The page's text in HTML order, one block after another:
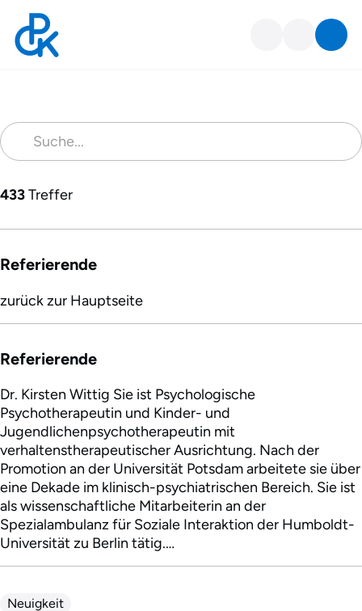
Suche
433Treffer
Referierende
zurück zur Hauptseite
Referierende
Dr. Kirsten Wittig Sie ist Psychologische
Psychotherapeutin und Kinder- und
Jugendlichenpsychotherapeutin mit
verhaltenstherapeutischer Ausrichtung. Nach der
Promotion an der Universität Potsdam arbeitete sie über
eine Dekade im klinisch-psychiatrischen Bereich. Sie ist
als wissenschaftliche Mitarbeiterin an der
Spezialambulanz für Soziale Interaktion der Humboldt-
Universität zu Berlin tätig.…
Neuigkeit